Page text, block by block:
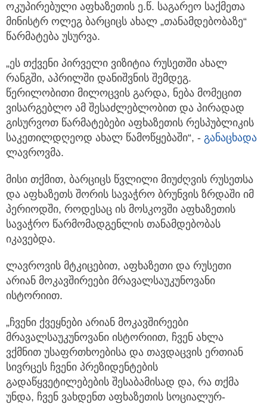
ოკუპირებული აფხაზეთის ე.წ. საგარეო საქმეთა
მინისტრ ოლეგ ბარციცს ახალ „თანამდებობაზე“
წარმატება უსურვა.
„ეს თქვენი პირველი ვიზიტია რუსეთში ახალ
რანგში, აპრილში დანიშვნის შემდეგ.
წერილობითი მილოცვის გარდა, ნება მომეცით
ვისარგებლო ამ შესაძლებლობით და პირადად
გისურვოთ წარმატებები აფხაზეთის რესპუბლიკის
საკეთილდღეოდ ახალ წამოწყებაში“, - განაცხადა
ლავროვმა.
მისი თქმით, ბარციცს წვლილი მიუძღვის რუსეთსა
და აფხაზეთს შორის სავაჭრო ბრუნვის ზრდაში იმ
პერიოდში, როდესაც ის მოსკოვში აფხაზეთის
სავაჭრო წარმომადგენლის თანამდებობას
იკავებდა.
ლავროვის მტკიცებით, აფხაზეთი და რუსეთი
არიან მოკავშირეები მრავალსაუკუნოვანი
ისტორიით.
„ჩვენი ქვეყნები არიან მოკავშირეები
მრავალსაუკუნოვანი ისტორიით, ჩვენ ახლა
ვქმნით უსაფრთხოებისა და თავდაცვის ერთიან
სივრცეს ჩვენი პრეზიდენტების
გადაწყვეტილებების შესაბამისად და, რა თქმა
უნდა, ჩვენ ვახდენთ აფხაზეთის სოციალურ-